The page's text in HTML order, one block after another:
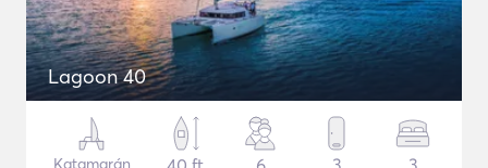
Lagoon 40
Katamarán